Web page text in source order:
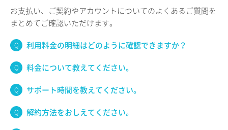
お支払い、ご契約やアカウントについてのよくあるご質問を
まとめてご確認いただけます。
利用料金の明細はどのように確認できますか？
料金について教えてください。
サポート時間を教えてください。
解約方法をおしえてください。